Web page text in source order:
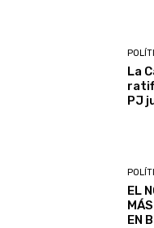
La
PJ
EL
EN